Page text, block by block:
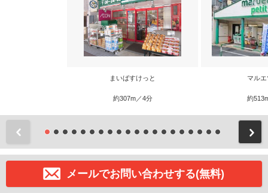
まいばすけっと
約307m／4分
マル
約
メールでお問い合わせする(無料)